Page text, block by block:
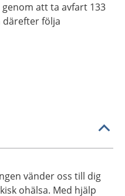
att ta avfart 133
därefter följa
vänder oss till dig
ohälsa. Med hjälp